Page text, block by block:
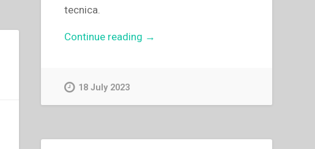
tecnica.
Continue reading “Pietro
→
18 July 2023